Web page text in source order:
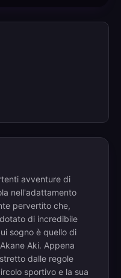
avventure di
nell'adattamento
pervertito che,
di incredibile
sogno è quello di
Aki. Appena
dalle regole
sportivo e la sua